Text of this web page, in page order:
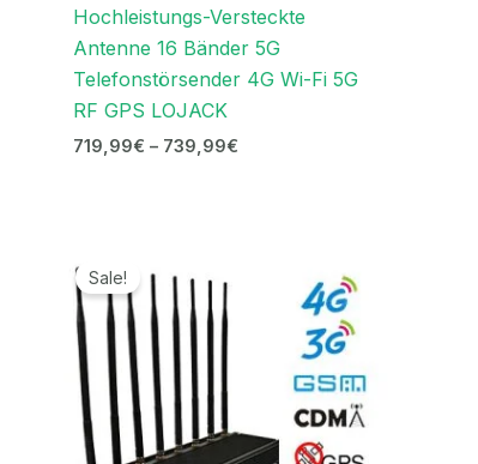
Hochleistungs-Versteckte
Antenne 16 Bänder 5G
Telefonstörsender 4G Wi-Fi 5G
RF GPS LOJACK
719,99€ – 739,99€
Sale!
war:
1.299,00€ 669,99€.